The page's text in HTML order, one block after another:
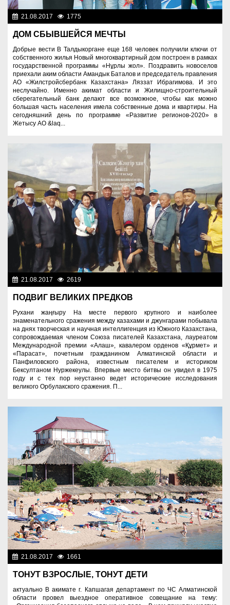
21.08.2017 1775
ДОМ СБЫВШЕЙСЯ МЕЧТЫ
Добрые вести В Талдыкоргане еще 168 человек получили ключи от
собственного жилья Новый многоквартирный дом построен в рамках
государственной программы «Нұрлы жол». Поздравить новоселов
приехали аким области Амандык Баталов и председатель правления
АО «Жилстройсбербанк Казахстана» Ляззат Ибрагимова. И это
неслучайно. Именно акимат области и Жилищно-строительный
сберегательный банк делают все возможное, чтобы как можно
большая часть населения имела собственные дома и квартиры. На
сегодняшний день по программе «Развитие регионов-2020» в
Жетысу АО &laq...
21.08.2017 2619
ПОДВИГ ВЕЛИКИХ ПРЕДКОВ
Рухани жаңғыру На месте первого крупного и наиболее
знаменательного сражения между казахами и джунгарами побывала
на днях творческая и научная интеллигенция из Южного Казахстана,
сопровождаемая членом Союза писателей Казахстана, лауреатом
Международной премии «Алаш», кавалером орденов «Құрмет» и
«Парасат», почетным гражданином Алматинской области и
Панфиловского района, известным писателем и историком
Бексултаном Нуржекеулы. Впервые место битвы он увидел в 1975
году и с тех пор неустанно ведет исторические исследования
великого Орбулакского сражения. П...
21.08.2017 1661
ТОНУТ ВЗРОСЛЫЕ, ТОНУТ ДЕТИ
актуально В акимате г. Капшагая департамент по ЧС Алматинской
области провел выездное оперативное совещание на тему: